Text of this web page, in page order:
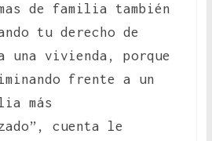
de familia también
tu derecho de
una vivienda, porque
frente a un
más
cuenta le